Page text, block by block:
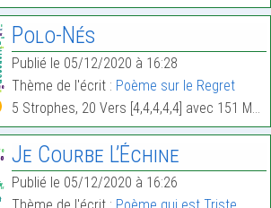
Polo-Nés
Publié le 05/12/2020 à 16:28
Thème de l'écrit : Poème sur le Regret
5 Strophes, 20 Vers [4,4,4,4,4] avec 151 Mots.
Je Courbe L’Échine
Publié le 05/12/2020 à 16:26